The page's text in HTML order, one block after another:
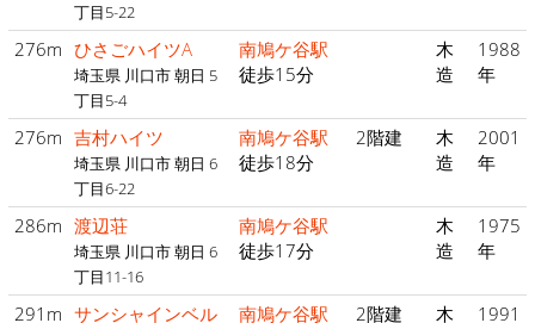
丁目5-22
276m ひさごハイツA
埼玉県 川口市 朝日 5
丁目5-4
南鳩ケ谷駅
徒歩15分
木
造
1988
年
276m 吉村ハイツ
埼玉県 川口市 朝日 6
丁目6-22
南鳩ケ谷駅
徒歩18分
2階建
木
造
2001
年
286m 渡辺荘
埼玉県 川口市 朝日 6
丁目11-16
南鳩ケ谷駅
徒歩17分
木
造
1975
年
291m サンシャインベル 南鳩ケ谷駅 2階建 木 1991